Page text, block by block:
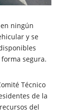
ningún
y se
segura.
Técnico
de la
del